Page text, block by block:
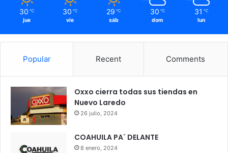
30 ℃
jue
30 ℃
vie
29 ℃
sáb
30 ℃
dom
31 ℃
lun
Popular Recent Comments
Oxxo cierra todas sus tiendas en
Nuevo Laredo
26 julio, 2024
COAHUILA PA´ DELANTE
8 enero, 2024